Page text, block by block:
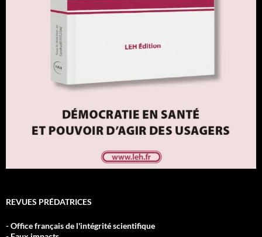
REVUES PRÉDATRICES
- Office français de l'intégrité scientifique